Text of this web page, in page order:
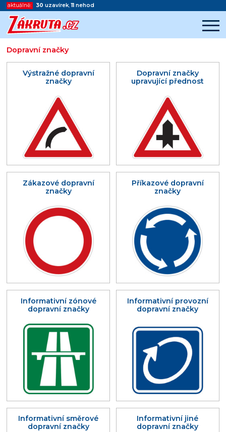
aktuálně: 30 uzavírek,11 nehod
Dopravní značky
Začátek reklamy
Konec reklamy
Výstražné dopravní
značky
Dopravní značky
upravující přednost
Zákazové dopravní
značky
Příkazové dopravní
značky
Informativní zónové
dopravní značky
Informativní provozní
dopravní značky
Informativní směrové
dopravní značky
Informativní jiné
dopravní značky